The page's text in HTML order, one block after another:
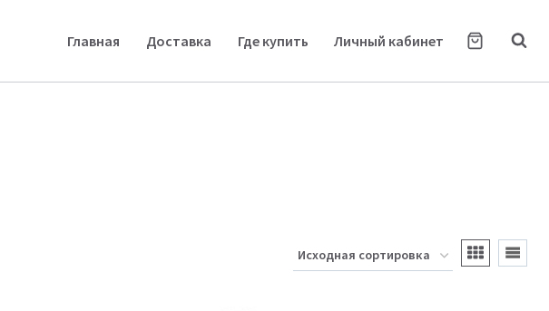
Главная Доставка Где купить Личный кабинет